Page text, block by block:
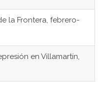
la Frontera, febrero-
en Villamartín,